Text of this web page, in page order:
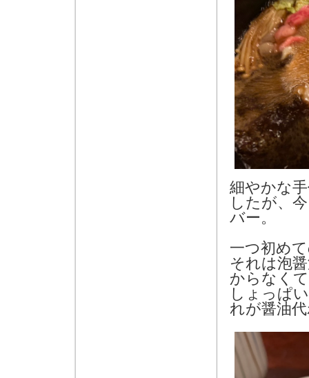
細やかな
したが、
バー。
一つ初め
それは泡
からなく
しょっぱ
れが醤油